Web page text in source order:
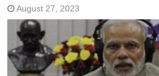
August 27, 2023